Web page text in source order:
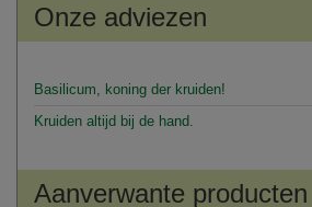
Onze adviezen
Basilicum, koning der kruiden!
Kruiden altijd bij de hand.
Aanverwante producten